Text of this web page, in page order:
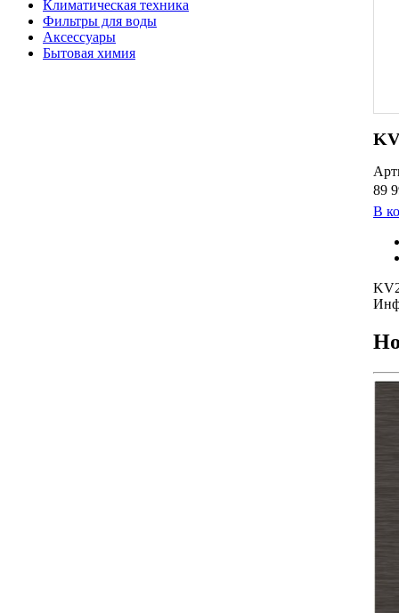
89
В
Климатическая техника
Фильтры для воды
Аксессуары
Бытовая химия